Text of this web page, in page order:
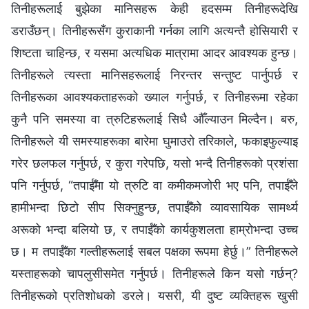
तिनीहरूलाई बुझेका मानिसहरू केही हदसम्म तिनीहरूदेखि
डराउँछन्। तिनीहरूसँग कुराकानी गर्नका लागि अत्यन्तै होसियारी र
शिष्टता चाहिन्छ, र यसमा अत्यधिक मात्रामा आदर आवश्यक हुन्छ।
तिनीहरूले त्यस्ता मानिसहरूलाई निरन्तर सन्तुष्ट पार्नुपर्छ र
तिनीहरूका आवश्यकताहरूको ख्याल गर्नुपर्छ, र तिनीहरूमा रहेका
कुनै पनि समस्या वा त्रुटिहरूलाई सिधै औँल्याउन मिल्दैन। बरु,
तिनीहरूले यी समस्याहरूका बारेमा घुमाउरो तरिकाले, फकाइफुल्याइ
गरेर छलफल गर्नुपर्छ, र कुरा गरेपछि, यसो भन्दै तिनीहरूको प्रशंसा
पनि गर्नुपर्छ, “तपाईँमा यो त्रुटि वा कमीकमजोरी भए पनि, तपाईँले
हामीभन्दा छिटो सीप सिक्नुहुन्छ, तपाईँको व्यावसायिक सामर्थ्य
अरूको भन्दा बलियो छ, र तपाईँको कार्यकुशलता हाम्रोभन्दा उच्च
छ। म तपाईँका गल्तीहरूलाई सबल पक्षका रूपमा हेर्छु।” तिनीहरूले
यस्ताहरूको चापलुसीसमेत गर्नुपर्छ। तिनीहरूले किन यसो गर्छन्?
तिनीहरूको प्रतिशोधको डरले। यसरी, यी दुष्ट व्यक्तिहरू खुसी